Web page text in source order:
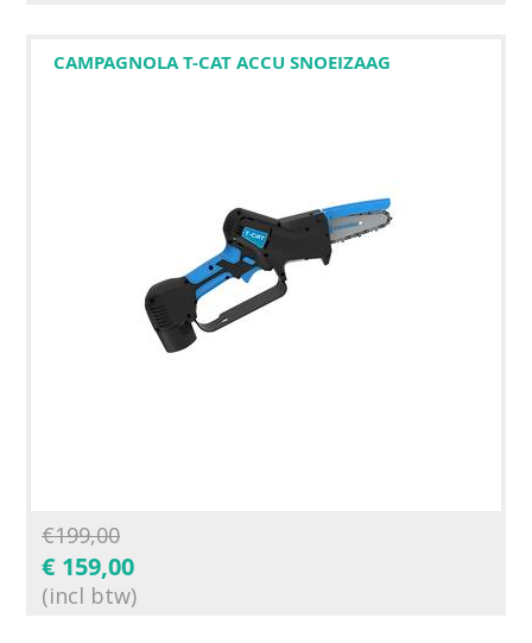
CAMPAGNOLA T-CAT ACCU SNOEIZAAG
€199,00
€ 159,00
(incl btw)